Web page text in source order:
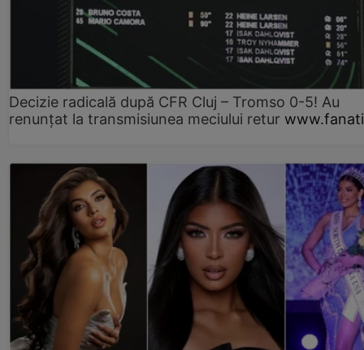
Decizie radicală după CFR Cluj – Tromso 0-5! Au
renunțat la transmisiunea meciului retur